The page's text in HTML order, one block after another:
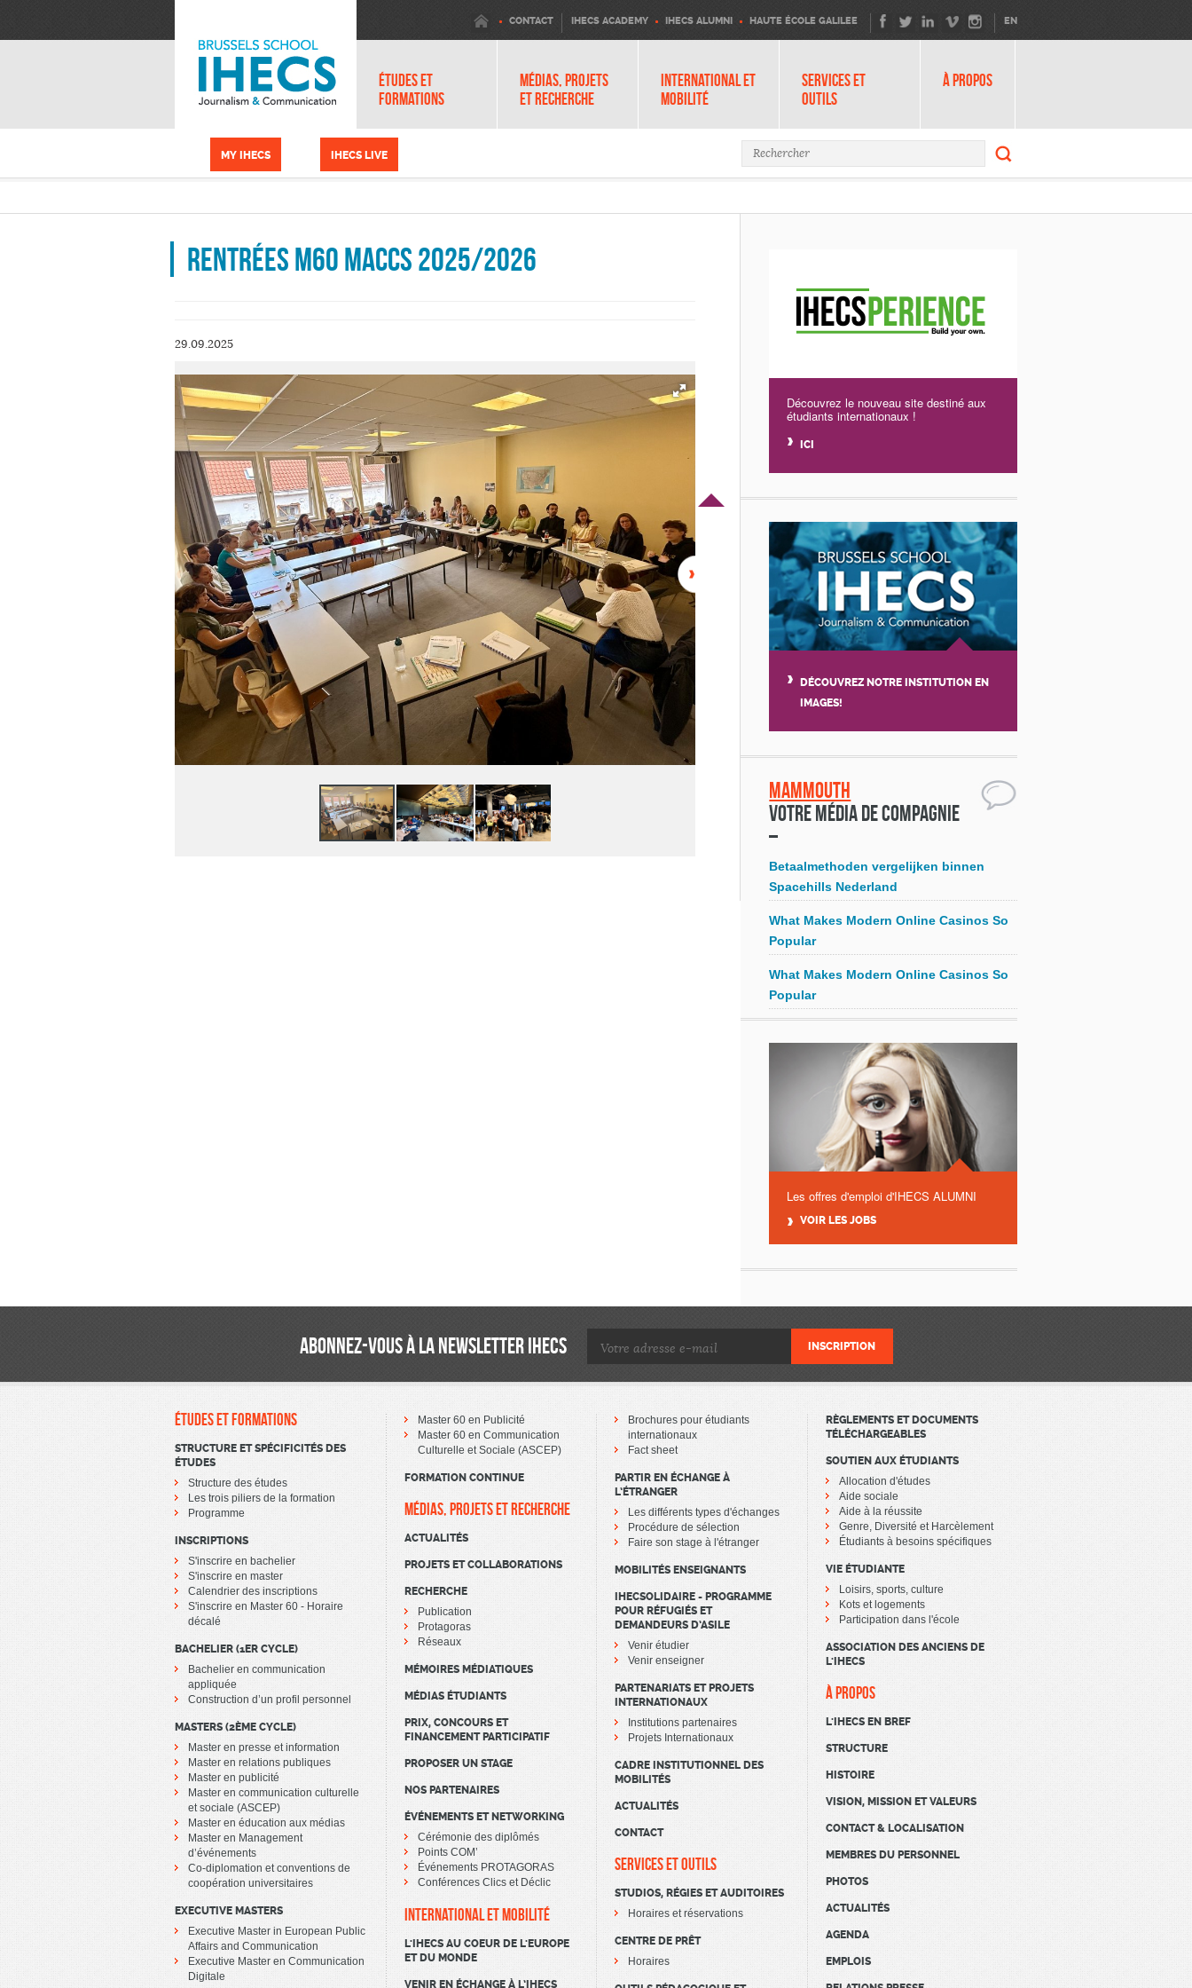
CONTACT IHECS ACADEMY IHECS ALUMNI HAUTE ÉCOLE GALILEE EN
ÉTUDES ET
FORMATIONS
MÉDIAS, PROJETS
ET RECHERCHE
INTERNATIONAL ET
MOBILITÉ
SERVICES ET
OUTILS
À PROPOS
MY IHECS IHECS LIVE Formulaire de recherche Rechercher
Rentrées M60 MaCCS 2025/2026
29.09.2025
Découvrez le nouveau site destiné aux
étudiants internationaux !
ICI
DÉCOUVREZ NOTRE INSTITUTION EN
IMAGES!
Mammouth
Votre média de compagnie
Betaalmethoden vergelijken binnen
Spacehills Nederland
What Makes Modern Online Casinos So
Popular
What Makes Modern Online Casinos So
Popular
Les offres d'emploi d'IHECS ALUMNI
VOIR LES JOBS
ABONNEZ-VOUS À LA NEWSLETTER IHECS
ÉTUDES ET FORMATIONS
STRUCTURE ET SPÉCIFICITÉS DES
ÉTUDES
Structure des études
Les trois piliers de la formation
Programme
INSCRIPTIONS
S'inscrire en bachelier
S'inscrire en master
Calendrier des inscriptions
S'inscrire en Master 60 - Horaire
décalé
BACHELIER (1ER CYCLE)
Bachelier en communication
appliquée
Construction d’un profil personnel
MASTERS (2ÈME CYCLE)
Master en presse et information
Master en relations publiques
Master en publicité
Master en communication culturelle
et sociale (ASCEP)
Master en éducation aux médias
Master en Management
d’événements
Co-diplomation et conventions de
coopération universitaires
EXECUTIVE MASTERS
Executive Master in European Public
Affairs and Communication
Executive Master en Communication
Digitale
Master 60 en Publicité
Master 60 en Communication
Culturelle et Sociale (ASCEP)
FORMATION CONTINUE
MÉDIAS, PROJETS ET RECHERCHE
ACTUALITÉS
PROJETS ET COLLABORATIONS
RECHERCHE
Publication
Protagoras
Réseaux
MÉMOIRES MÉDIATIQUES
MÉDIAS ÉTUDIANTS
PRIX, CONCOURS ET
FINANCEMENT PARTICIPATIF
PROPOSER UN STAGE
NOS PARTENAIRES
ÉVÉNEMENTS ET NETWORKING
Cérémonie des diplômés
Points COM’
Événements PROTAGORAS
Conférences Clics et Déclic
INTERNATIONAL ET MOBILITÉ
L'IHECS AU COEUR DE L'EUROPE
ET DU MONDE
VENIR EN ÉCHANGE À L’IHECS
Brochures pour étudiants
internationaux
Fact sheet
PARTIR EN ÉCHANGE À
L’ÉTRANGER
Les différents types d'échanges
Procédure de sélection
Faire son stage à l'étranger
MOBILITÉS ENSEIGNANTS
IHECSOLIDAIRE - PROGRAMME
POUR RÉFUGIÉS ET
DEMANDEURS D’ASILE
Venir étudier
Venir enseigner
PARTENARIATS ET PROJETS
INTERNATIONAUX
Institutions partenaires
Projets Internationaux
CADRE INSTITUTIONNEL DES
MOBILITÉS
ACTUALITÉS
CONTACT
SERVICES ET OUTILS
STUDIOS, RÉGIES ET AUDITOIRES
Horaires et réservations
CENTRE DE PRÊT
Horaires
RÈGLEMENTS ET DOCUMENTS
TÉLÉCHARGEABLES
SOUTIEN AUX ÉTUDIANTS
Allocation d'études
Aide sociale
Aide à la réussite
Genre, Diversité et Harcèlement
Étudiants à besoins spécifiques
VIE ÉTUDIANTE
Loisirs, sports, culture
Kots et logements
Participation dans l'école
ASSOCIATION DES ANCIENS DE
L'IHECS
À PROPOS
L'IHECS EN BREF
STRUCTURE
HISTOIRE
VISION, MISSION ET VALEURS
CONTACT & LOCALISATION
MEMBRES DU PERSONNEL
PHOTOS
ACTUALITÉS
AGENDA
EMPLOIS